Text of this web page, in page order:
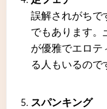
誤解されがちで
でもあります。
が優雅でエロテ
る人もいるので
スパンキング